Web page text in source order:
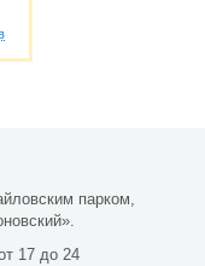
парком,
17 до 24